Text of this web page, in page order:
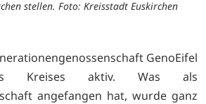
stellen. Foto: Kreisstadt Euskirchen
GenoEifel
Kreises aktiv. Was als
angefangen hat, wurde ganz